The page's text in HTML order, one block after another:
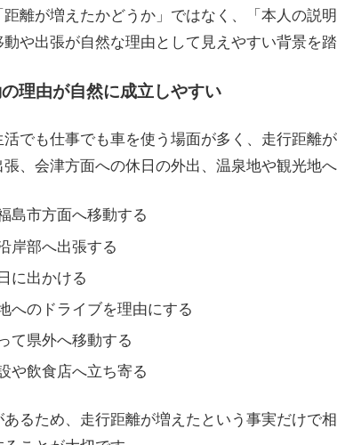
離が増えたかどうか」ではなく、「本人の説
や出張が自然な理由として見えやすい背景を
理由が自然に成立しやすい
でも仕事でも車を使う場面が多く、走行距離
、会津方面への休日の外出、温泉地や観光地
島市方面へ移動する
岸部へ出張する
に出かける
へのドライブを理由にする
て県外へ移動する
や飲食店へ立ち寄る
あるため、走行距離が増えたという事実だけで